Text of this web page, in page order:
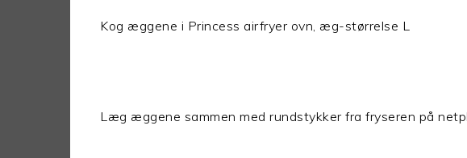
Kog æggene i Princess airfryer ovn, æg-størrelse L
Læg æggene sammen med rundstykker fra fryseren på